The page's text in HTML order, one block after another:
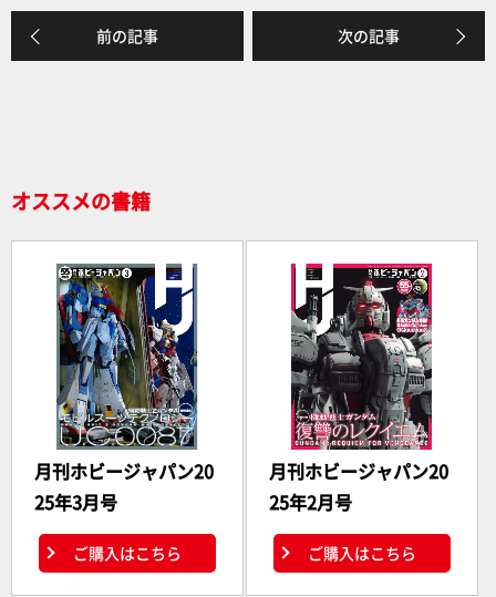
e
b
前の記事 次の記事
オススメの書籍
月刊ホビージャパン20
25年3月号
ご購入はこちら
月刊ホビージャパン20
25年2月号
ご購入はこちら